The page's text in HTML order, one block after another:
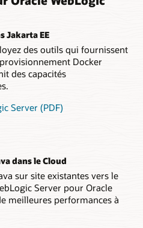
Jakarta EE
des outils qui fournissent
Docker
des capacités
Server (PDF)
dans le Cloud
sur site existantes vers le
Server pour Oracle
meilleures performances à